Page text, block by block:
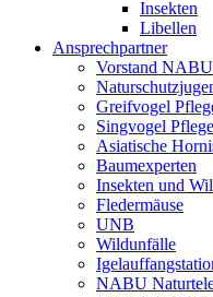
Insekten
Libellen
Ansprechpartner
Vorstand
Greifvogel
Singvogel
Asiatische
Baumexperten
Insekten und
Fledermäuse
UNB
Wildunfälle
NABU